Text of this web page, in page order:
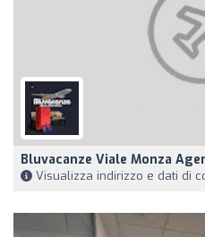
Bluvacanze Viale Monza
Visualizza indirizzo e dati di